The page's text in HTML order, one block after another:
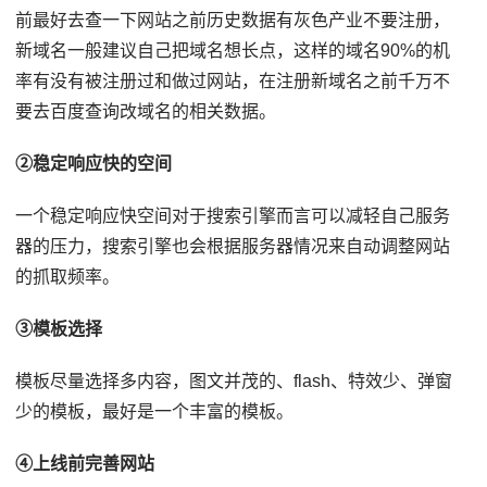
前最好去查一下网站之前历史数据有灰色产业不要注册，
新域名一般建议自己把域名想长点，这样的域名90%的机
率有没有被注册过和做过网站，在注册新域名之前千万不
要去百度查询改域名的相关数据。
②稳定响应快的空间
一个稳定响应快空间对于搜索引擎而言可以减轻自己服务
器的压力，搜索引擎也会根据服务器情况来自动调整网站
的抓取频率。
③模板选择
模板尽量选择多内容，图文并茂的、flash、特效少、弹窗
少的模板，最好是一个丰富的模板。
④上线前完善网站